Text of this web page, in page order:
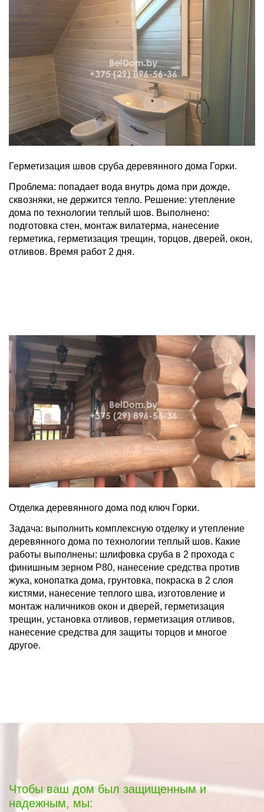
Герметизация швов сруба деревянного дома Горки.
Проблема: попадает вода внутрь дома при дожде,
сквозняки, не держится тепло. Решение: утепление
дома по технологии теплый шов. Выполнено:
подготовка стен, монтаж вилатерма, нанесение
герметика, герметизация трещин, торцов, дверей, окон,
отливов. Время работ 2 дня.
Отделка деревянного дома под ключ Горки.
Задача: выполнить комплексную отделку и утепление
деревянного дома по технологии теплый шов. Какие
работы выполнены: шлифовка сруба в 2 прохода с
финишным зерном Р80, нанесение средства против
жука, конопатка дома, грунтовка, покраска в 2 слоя
кистями, нанесение теплого шва, изготовление и
монтаж наличников окон и дверей, герметизация
трещин, установка отливов, герметизация отливов,
нанесение средства для защиты торцов и многое
другое.
Чтобы ваш дом был защищенным и
надежным, мы: